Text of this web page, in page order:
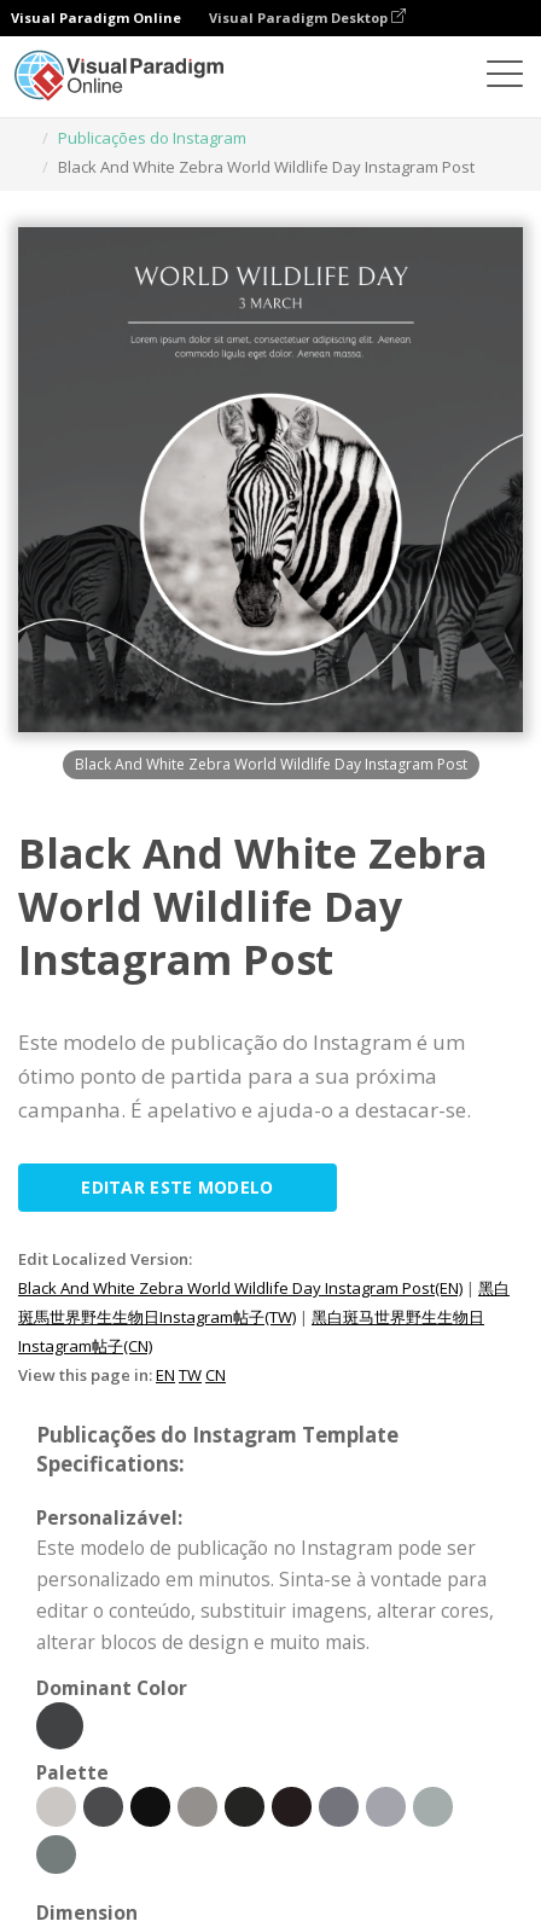
Visual Paradigm Online Visual Paradigm Desktop
Publicações do Instagram
Black And White Zebra World Wildlife Day Instagram Post
Black And White Zebra World Wildlife Day Instagram Post
Black And White Zebra
World Wildlife Day
Instagram Post
Este modelo de publicação do Instagram é um
ótimo ponto de partida para a sua próxima
campanha. É apelativo e ajuda-o a destacar-se.
EDITAR ESTE MODELO
Edit Localized Version:
Black And White Zebra World Wildlife Day Instagram Post(EN) | 黑白
斑馬世界野生生物日Instagram帖子(TW) | 黑白斑马世界野生生物日
Instagram帖子(CN)
View this page in:EN TWCN
Publicações do Instagram Template
Specifications:
Personalizável:
Este modelo de publicação no Instagram pode ser
personalizado em minutos. Sinta-se à vontade para
editar o conteúdo, substituir imagens, alterar cores,
alterar blocos de design e muito mais.
Dominant Color
Palette
Dimension